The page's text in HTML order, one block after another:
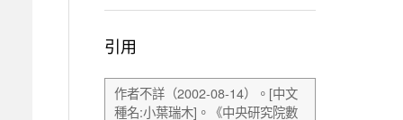
引用